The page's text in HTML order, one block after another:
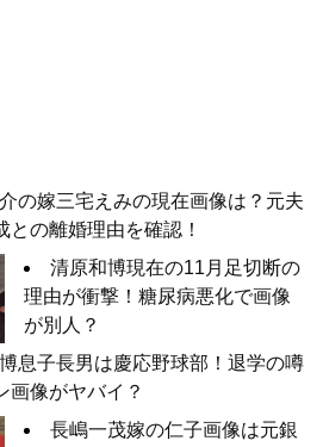
の嫁三宅えみの現在画像は？元夫
との離婚理由を確認！
清原和博現在の11月足切断の
理由が衝撃！糖尿病悪化で画像
が別人？
息子長男は慶応野球部！退学の噂
画像がヤバイ？
長嶋一茂嫁の仁子画像は元銀